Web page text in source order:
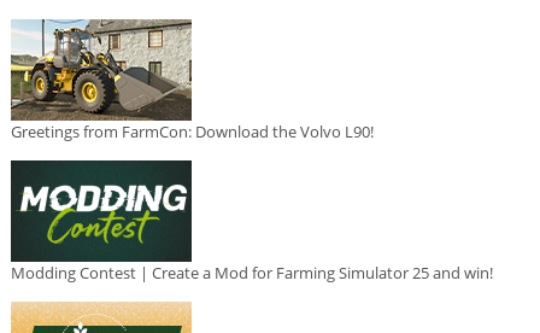
Greetings from FarmCon: Download the Volvo L90!
Modding Contest | Create a Mod for Farming Simulator 25 and win!